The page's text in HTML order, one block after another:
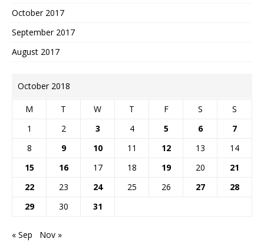
October 2017
September 2017
August 2017
October 2018
M T W T F S
S
1
2 3 4 5 6
7
8
9 10 11 12 13
14
15
16 17 18 19 20
21
22
23 24 25 26 27
28
29
30 31
« Sep Nov »